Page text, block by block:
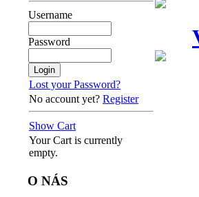
Username
Password
Lost your Password?
No account yet? Register
Show Cart
Your Cart is currently
empty.
O NÁS